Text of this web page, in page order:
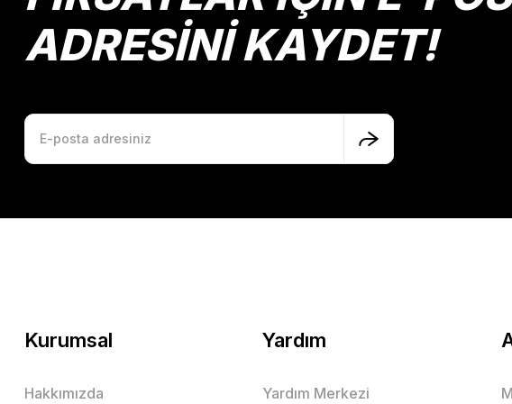
ADRESİNİ KAYDET!
Kurumsal
Hakkımızda
Yardım
Yardım Merkezi